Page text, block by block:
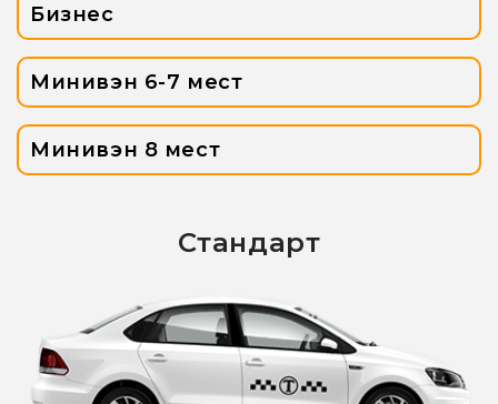
Бизнес
Минивэн 6-7 мест
Минивэн 8 мест
Стандарт